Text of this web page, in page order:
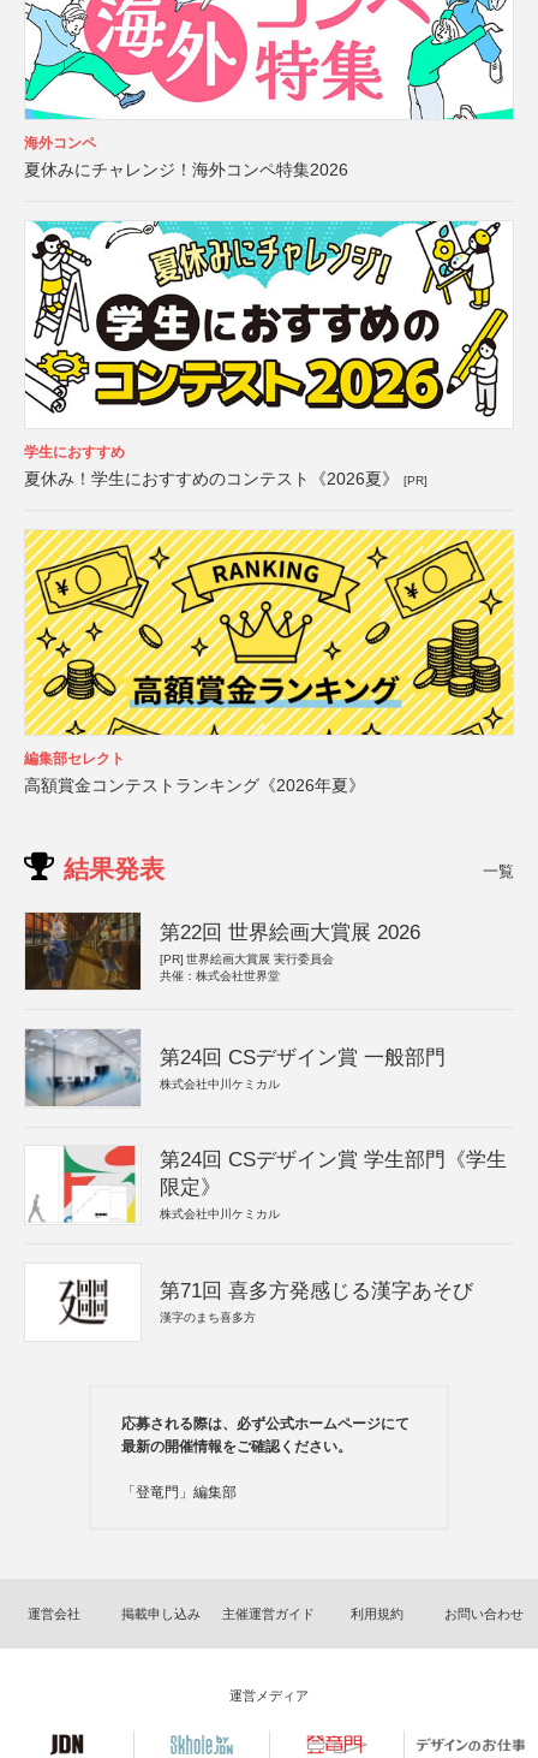
海外コンペ
夏休みにチャレンジ！海外コンペ特集2026
学生におすすめ
夏休み！学生におすすめのコンテスト《2026夏》 [PR]
編集部セレクト
高額賞金コンテストランキング《2026年夏》
結果発表 一覧
第22回 世界絵画大賞展 2026
[PR] 世界絵画大賞展 実行委員会
共催：株式会社世界堂
第24回 CSデザイン賞 一般部門
株式会社中川ケミカル
第24回 CSデザイン賞 学生部門《学生
限定》
株式会社中川ケミカル
第71回 喜多方発感じる漢字あそび
漢字のまち喜多方
応募される際は、必ず公式ホームページにて
最新の開催情報をご確認ください。
「登竜門」編集部
運営会社 掲載申し込み 主催運営ガイド 利用規約 お問い合わせ
運営メディア